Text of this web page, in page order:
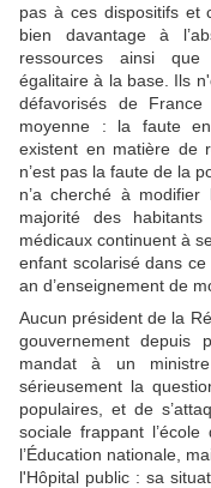
pas à ces dispositifs et
bien davantage à
ressources ainsi que
égalitaire à la base. Ils
défavorisés de
moyenne : la faute
existent en matière de
n’est pas la faute de la
n’a cherché à modifier
majorité des
médicaux continuent à
enfant scolarisé dans
an d’enseignement de
Aucun président de la
gouvernement
mandat à un
sérieusement la
populaires, et de
sociale frappant
l’Éducation nationale,
l'Hôpital public : sa